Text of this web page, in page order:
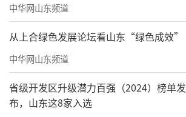
中华网山东频道
从上合绿色发展论坛看山东“绿色成效”
中华网山东频道
省级开发区升级潜力百强（2024）榜单发
布，山东这8家入选